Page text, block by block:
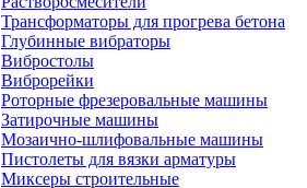
Трансформаторы для прогрева бетона
Глубинные вибраторы
Вибростолы
Виброрейки
Роторные фрезеровальные машины
Затирочные машины
Мозаично-шлифовальные машины
Пистолеты для вязки арматуры
Миксеры строительные